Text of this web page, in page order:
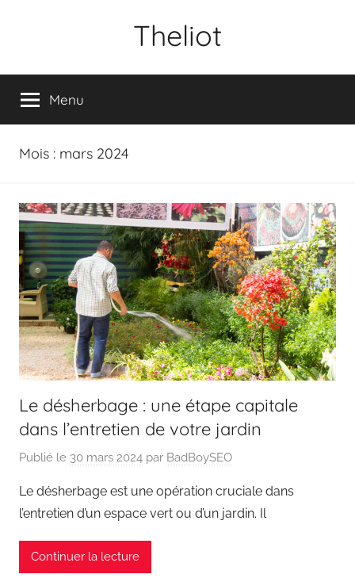
Theliot
Menu
Mois : mars 2024
Le désherbage : une étape capitale
dans l’entretien de votre jardin
Publié le 30 mars 2024 par BadBoySEO
Le désherbage est une opération cruciale dans
l’entretien d’un espace vert ou d’un jardin. Il
Continuer la lecture